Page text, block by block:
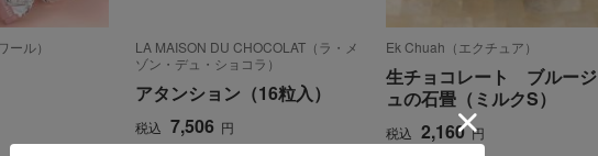
ル）
LA MAISON DU CHOCOLAT（ラ・メ
ゾン・デュ・ショコラ）
アタンション（16粒入）
税込 7,506 円
Ek Chuah（エクチュア）
生チョコレート ブルージ
ュの石畳（ミルクS）
税込 2,160 円